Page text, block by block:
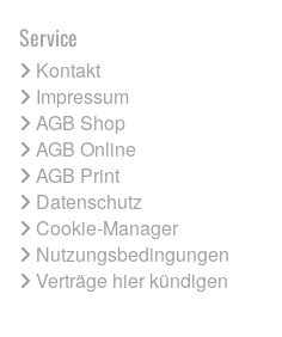
Service
Kontakt
Impressum
AGB Shop
AGB Online
AGB Print
Datenschutz
Cookie-Manager
Nutzungsbedingungen
Verträge hier kündigen